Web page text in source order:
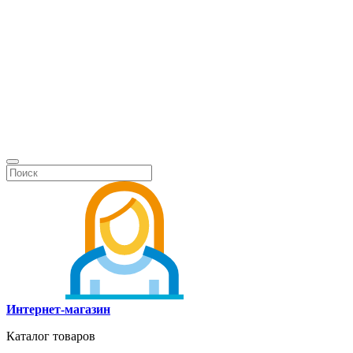
Интернет-магазин
Каталог товаров